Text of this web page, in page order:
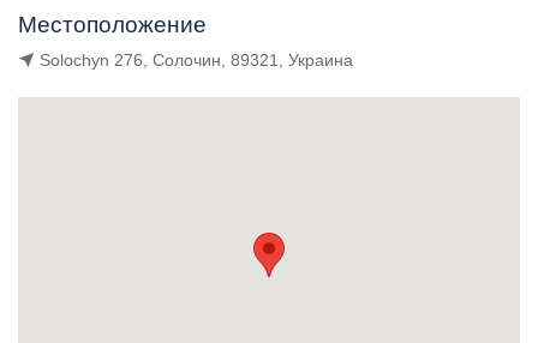
Местоположение
Solochyn 276, Солочин, 89321, Украина